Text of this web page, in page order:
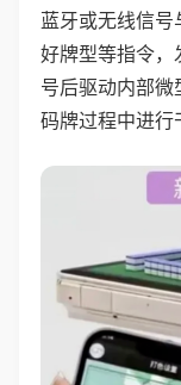
蓝牙或无线信
好牌型等指令，
号后驱动内部微
码牌过程中进行